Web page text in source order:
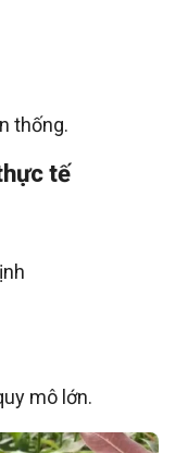
thống.
tế
mô lớn.